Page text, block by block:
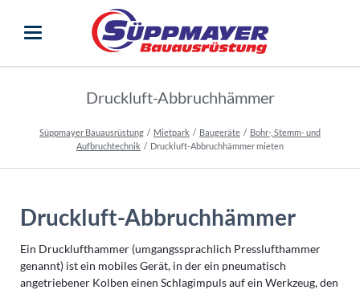
Druckluft-Abbruchhämmer
Süppmayer Bauausrüstung Mietpark Baugeräte
Bohr-, Stemm- und
Aufbruchtechnik
Druckluft-Abbruchhämmer mieten
Druckluft-Abbruchhämmer
Ein Drucklufthammer (umgangssprachlich Presslufthammer
genannt) ist ein mobiles Gerät, in der ein pneumatisch
angetriebener Kolben einen Schlagimpuls auf ein Werkzeug, den